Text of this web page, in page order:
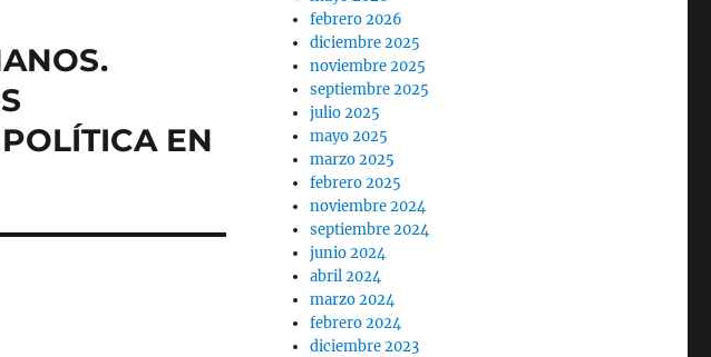
EN
febrero 2026
diciembre 2025
noviembre 2025
septiembre 2025
julio 2025
mayo 2025
marzo 2025
febrero 2025
noviembre 2024
septiembre 2024
junio 2024
abril 2024
marzo 2024
febrero 2024
diciembre 2023